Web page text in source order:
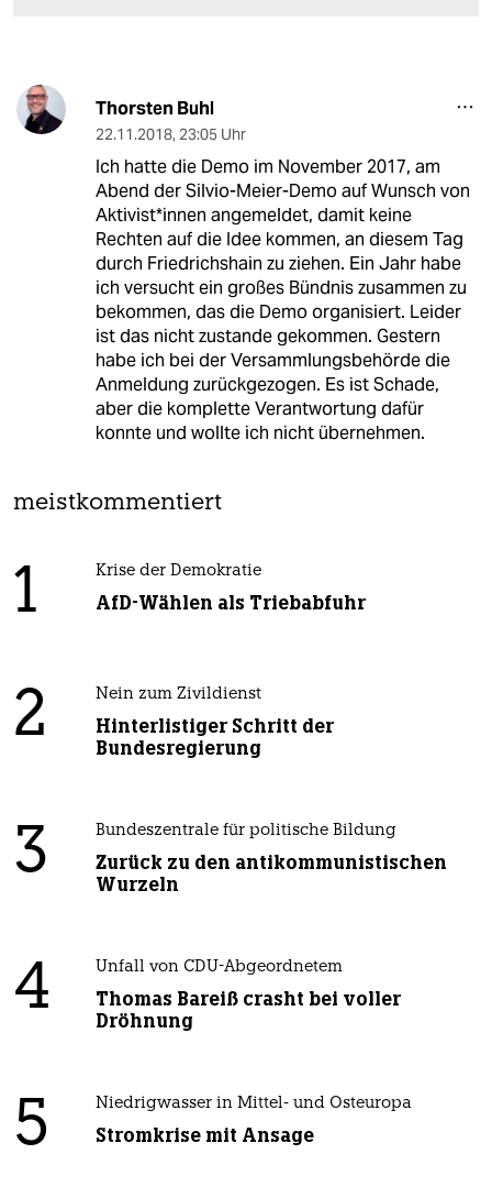
Thorsten Buhl
22.11.2018, 23:05 Uhr
Ich hatte die Demo im November 2017, am
Abend der Silvio-Meier-Demo auf Wunsch von
Aktivist*innen angemeldet, damit keine
Rechten auf die Idee kommen, an diesem Tag
durch Friedrichshain zu ziehen. Ein Jahr habe
ich versucht ein großes Bündnis zusammen zu
bekommen, das die Demo organisiert. Leider
ist das nicht zustande gekommen. Gestern
habe ich bei der Versammlungsbehörde die
Anmeldung zurückgezogen. Es ist Schade,
aber die komplette Verantwortung dafür
konnte und wollte ich nicht übernehmen.
meistkommentiert
1 Krise der Demokratie
AfD-Wählen als Triebabfuhr
2 Nein zum Zivildienst
Hinterlistiger Schritt der
Bundesregierung
3 Bundeszentrale für politische Bildung
Zurück zu den antikommunistischen
Wurzeln
4 Unfall von CDU-Abgeordnetem
Thomas Bareiß crasht bei voller
Dröhnung
5 Niedrigwasser in Mittel- und Osteuropa
Stromkrise mit Ansage